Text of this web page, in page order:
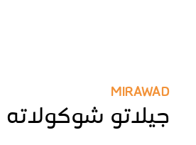
MIRAWAD
جيلاتو شوكولاته